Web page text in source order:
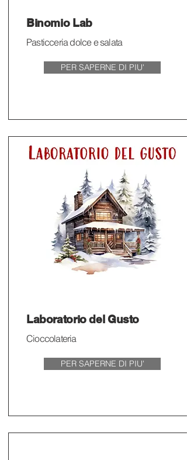
Binomio Lab
Pasticceria dolce e salata
PER SAPERNE DI PIU'
Laboratorio del Gusto
Cioccolateria
PER SAPERNE DI PIU'